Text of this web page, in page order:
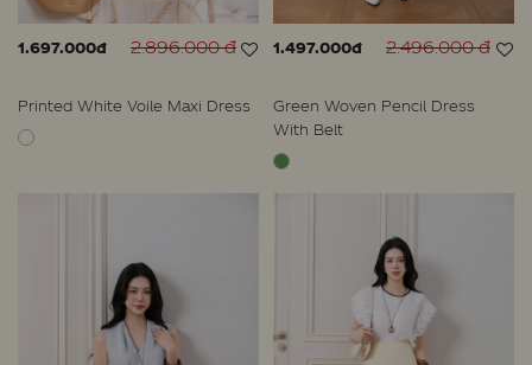
1.697.000đ 2.896.000 đ
Printed White Voile Maxi Dress
1.497.000đ 2.496.000 đ
Green Woven Pencil Dress
With Belt